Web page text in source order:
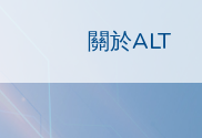
關於ALT